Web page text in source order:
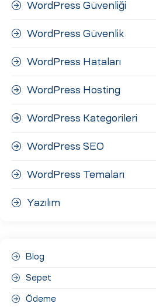
WordPress Güvenliği
WordPress Güvenlik
WordPress Hataları
WordPress Hosting
WordPress Kategorileri
WordPress SEO
WordPress Temaları
Yazılım
Blog
Sepet
Ödeme